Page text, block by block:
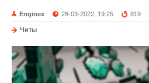
Enginex 28-03-2022, 19:25 819
Читы